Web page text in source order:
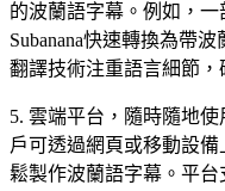
的波蘭語字幕。例如，
Subanana快速轉換為帶
翻譯技術注重語言細節，
5. 雲端平台，隨時隨地使
戶可透過網頁或移動設備
鬆製作波蘭語字幕。平